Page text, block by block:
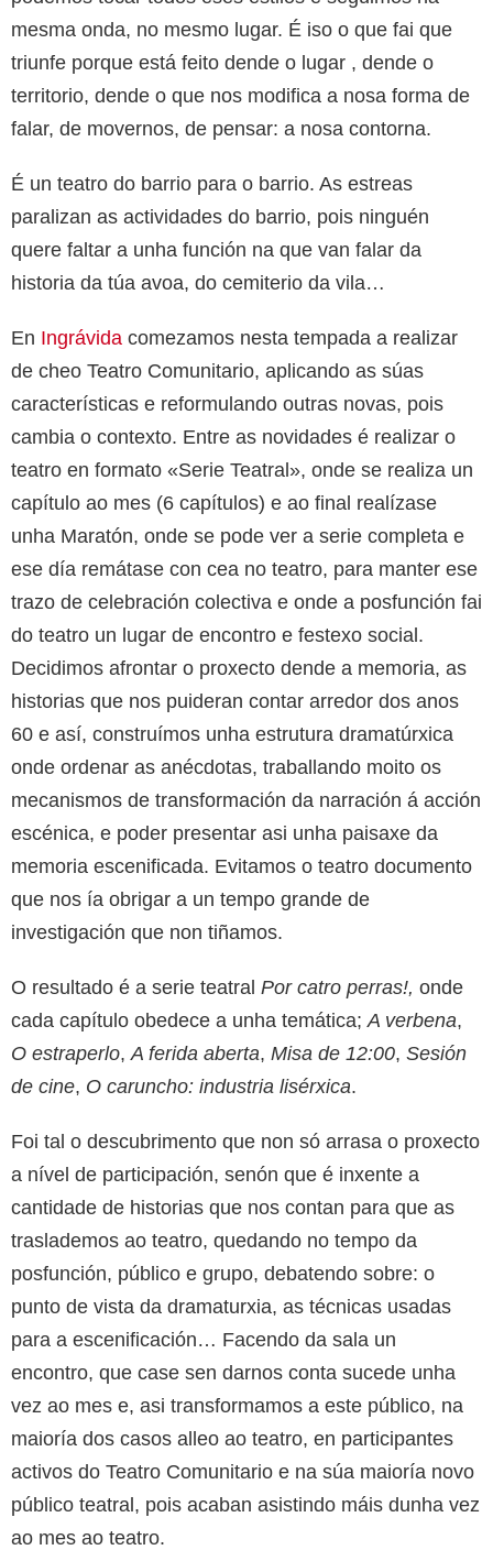
mesma onda, no mesmo lugar. É iso o que fai que
triunfe porque está feito dende o lugar , dende o
territorio, dende o que nos modifica a nosa forma de
falar, de movernos, de pensar: a nosa contorna.
É un teatro do barrio para o barrio. As estreas
paralizan as actividades do barrio, pois ninguén
quere faltar a unha función na que van falar da
historia da túa avoa, do cemiterio da vila…
En Ingrávida comezamos nesta tempada a realizar
de cheo Teatro Comunitario, aplicando as súas
características e reformulando outras novas, pois
cambia o contexto. Entre as novidades é realizar o
teatro en formato «Serie Teatral», onde se realiza un
capítulo ao mes (6 capítulos) e ao final realízase
unha Maratón, onde se pode ver a serie completa e
ese día remátase con cea no teatro, para manter ese
trazo de celebración colectiva e onde a posfunción fai
do teatro un lugar de encontro e festexo social.
Decidimos afrontar o proxecto dende a memoria, as
historias que nos puideran contar arredor dos anos
60 e así, construímos unha estrutura dramatúrxica
onde ordenar as anécdotas, traballando moito os
mecanismos de transformación da narración á acción
escénica, e poder presentar asi unha paisaxe da
memoria escenificada. Evitamos o teatro documento
que nos ía obrigar a un tempo grande de
investigación que non tiñamos.
O resultado é a serie teatral Por catro perras!, onde
cada capítulo obedece a unha temática; A verbena,
O estraperlo, A ferida aberta, Misa de 12:00, Sesión
de cine, O caruncho: industria lisérxica.
Foi tal o descubrimento que non só arrasa o proxecto
a nível de participación, senón que é inxente a
cantidade de historias que nos contan para que as
traslademos ao teatro, quedando no tempo da
posfunción, público e grupo, debatendo sobre: o
punto de vista da dramaturxia, as técnicas usadas
para a escenificación… Facendo da sala un
encontro, que case sen darnos conta sucede unha
vez ao mes e, asi transformamos a este público, na
maioría dos casos alleo ao teatro, en participantes
activos do Teatro Comunitario e na súa maioría novo
público teatral, pois acaban asistindo máis dunha vez
ao mes ao teatro.